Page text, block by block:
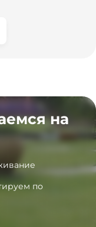
на
по